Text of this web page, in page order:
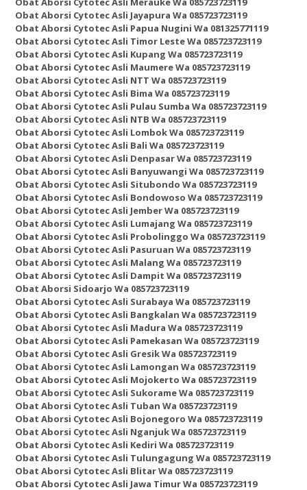
Obat Aborsi Cytotec Asli Jayapura Wa 085723723119
Obat Aborsi Cytotec Asli Papua Nugini Wa 081325771119
Obat Aborsi Cytotec Asli Timor Leste Wa 085723723119
Obat Aborsi Cytotec Asli Kupang Wa 085723723119
Obat Aborsi Cytotec Asli Maumere Wa 085723723119
Obat Aborsi Cytotec Asli NTT Wa 085723723119
Obat Aborsi Cytotec Asli Bima Wa 085723723119
Obat Aborsi Cytotec Asli Pulau Sumba Wa 085723723119
Obat Aborsi Cytotec Asli NTB Wa 085723723119
Obat Aborsi Cytotec Asli Lombok Wa 085723723119
Obat Aborsi Cytotec Asli Bali Wa 085723723119
Obat Aborsi Cytotec Asli Denpasar Wa 085723723119
Obat Aborsi Cytotec Asli Banyuwangi Wa 085723723119
Obat Aborsi Cytotec Asli Situbondo Wa 085723723119
Obat Aborsi Cytotec Asli Bondowoso Wa 085723723119
Obat Aborsi Cytotec Asli Jember Wa 085723723119
Obat Aborsi Cytotec Asli Lumajang Wa 085723723119
Obat Aborsi Cytotec Asli Probolinggo Wa 085723723119
Obat Aborsi Cytotec Asli Pasuruan Wa 085723723119
Obat Aborsi Cytotec Asli Malang Wa 085723723119
Obat Aborsi Cytotec Asli Dampit Wa 085723723119
Obat Aborsi Sidoarjo Wa 085723723119
Obat Aborsi Cytotec Asli Surabaya Wa 085723723119
Obat Aborsi Cytotec Asli Bangkalan Wa 085723723119
Obat Aborsi Cytotec Asli Madura Wa 085723723119
Obat Aborsi Cytotec Asli Pamekasan Wa 085723723119
Obat Aborsi Cytotec Asli Gresik Wa 085723723119
Obat Aborsi Cytotec Asli Lamongan Wa 085723723119
Obat Aborsi Cytotec Asli Mojokerto Wa 085723723119
Obat Aborsi Cytotec Asli Sukorame Wa 085723723119
Obat Aborsi Cytotec Asli Tuban Wa 085723723119
Obat Aborsi Cytotec Asli Bojonegoro Wa 085723723119
Obat Aborsi Cytotec Asli Nganjuk Wa 085723723119
Obat Aborsi Cytotec Asli Kediri Wa 085723723119
Obat Aborsi Cytotec Asli Tulungagung Wa 085723723119
Obat Aborsi Cytotec Asli Blitar Wa 085723723119
Obat Aborsi Cytotec Asli Jawa Timur Wa 085723723119